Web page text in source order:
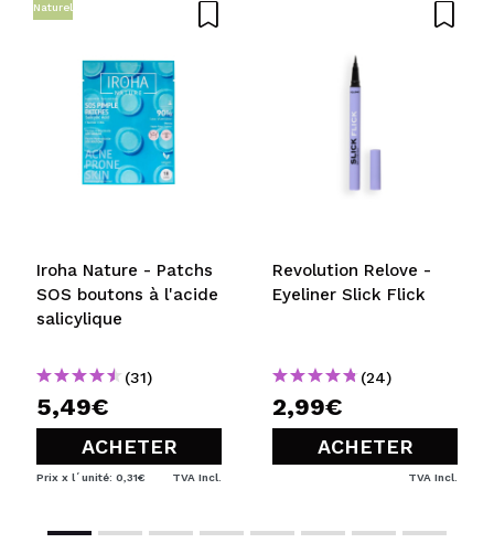
Naturel
Iroha Nature - Patchs
SOS boutons à l'acide
salicylique
(31)
5,49€
ACHETER
Prix x l´unité: 0,31€ TVA Incl.
Revolution Relove -
Eyeliner Slick Flick
(24)
2,99€
ACHETER
TVA Incl.